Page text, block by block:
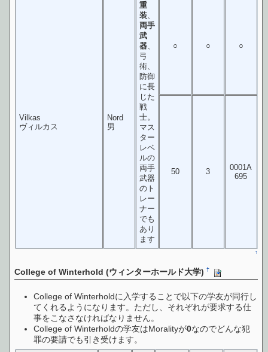
Vilkas
ヴィルカス
Nord
男
重
装、
両手
武
器、
弓
術、
防御
に長
じた
戦
士。
マス
ター
レベ
ルの
両手
武器
のト
レー
ナー
でも
あり
ます
○ ○ ○
50 3
0001A
695
↑
College of Winterhold (ウィンターホールド大学)†
College of Winterholdに入学することで以下の学友が同行し
てくれるようになります。ただし、それぞれが要求する仕
事をこなさなければなりません。
College of Winterholdの学友はMoralityが0なのでどんな犯
罪の要請でも引き受けます。